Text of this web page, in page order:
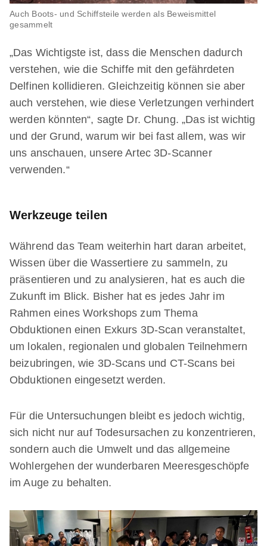
Auch Boots- und Schiffsteile werden als Beweismittel
gesammelt
„Das Wichtigste ist, dass die Menschen dadurch
verstehen, wie die Schiffe mit den gefährdeten
Delfinen kollidieren. Gleichzeitig können sie aber
auch verstehen, wie diese Verletzungen verhindert
werden könnten“, sagte Dr. Chung. „Das ist wichtig
und der Grund, warum wir bei fast allem, was wir
uns anschauen, unsere Artec 3D-Scanner
verwenden.“
Werkzeuge teilen
Während das Team weiterhin hart daran arbeitet,
Wissen über die Wassertiere zu sammeln, zu
präsentieren und zu analysieren, hat es auch die
Zukunft im Blick. Bisher hat es jedes Jahr im
Rahmen eines Workshops zum Thema
Obduktionen einen Exkurs 3D-Scan veranstaltet,
um lokalen, regionalen und globalen Teilnehmern
beizubringen, wie 3D-Scans und CT-Scans bei
Obduktionen eingesetzt werden.
Für die Untersuchungen bleibt es jedoch wichtig,
sich nicht nur auf Todesursachen zu konzentrieren,
sondern auch die Umwelt und das allgemeine
Wohlergehen der wunderbaren Meeresgeschöpfe
im Auge zu behalten.